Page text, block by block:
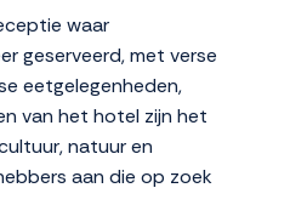
waar
geserveerd, met verse
eetgelegenheden,
van het hotel zijn het
natuur en
aan die op zoek